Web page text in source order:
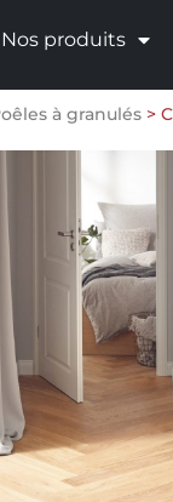
Nos produits
à granulés >